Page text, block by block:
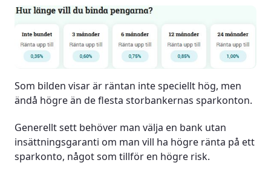
Som bilden visar är räntan inte speciellt hög, men
ändå högre än de flesta storbankernas sparkonton.
Generellt sett behöver man välja en bank utan
insättningsgaranti om man vill ha högre ränta på ett
sparkonto, något som tillför en högre risk.